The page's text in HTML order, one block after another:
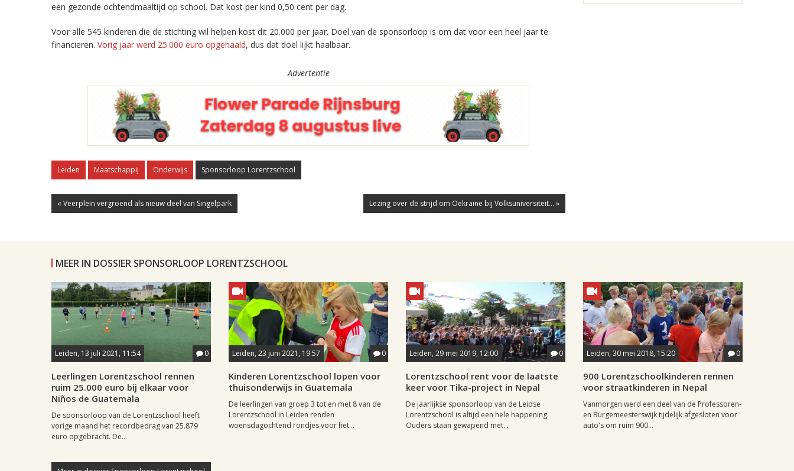
een gezonde ochtendmaaltijd op school. Dat kost per kind 0,50 cent per dag.
Voor alle 545 kinderen die de stichting wil helpen kost dit 20.000 per jaar. Doel van de sponsorloop is om dat voor een heel jaar te
financieren. Vorig jaar werd 25.000 euro opgehaald, dus dat doel lijkt haalbaar.
Advertentie
Leiden Maatschappij Onderwijs Sponsorloop Lorentzschool
« Veerplein vergroend als nieuw deel van Singelpark Lezing over de strijd om Oekraïne bij Volksuniversiteit... »
MEER IN DOSSIER SPONSORLOOP LORENTZSCHOOL
Leiden, 13 juli 2021, 11:54 0
Leerlingen Lorentzschool rennen
ruim 25.000 euro bij elkaar voor
Niños de Guatemala
De sponsorloop van de Lorentzschool heeft
vorige maand het recordbedrag van 25.879
euro opgebracht. De...
Leiden, 23 juni 2021, 19:57 0
Kinderen Lorentzschool lopen voor
thuisonderwijs in Guatemala
De leerlingen van groep 3 tot en met 8 van de
Lorentzschool in Leiden renden
woensdagochtend rondjes voor het...
Leiden, 29 mei 2019, 12:00 0
Lorentzschool rent voor de laatste
keer voor Tika-project in Nepal
De jaarlijkse sponsorloop van de Leidse
Lorentzschool is altijd een hele happening.
Ouders staan gewapend met...
Leiden, 30 mei 2018, 15:20 0
900 Lorentzschoolkinderen rennen
voor straatkinderen in Nepal
Vanmorgen werd een deel van de Professoren-
en Burgemeesterswijk tijdelijk afgesloten voor
auto's om ruim 900...